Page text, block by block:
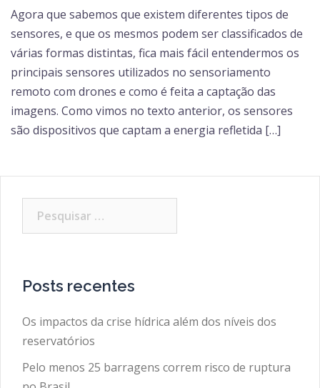
Agora que sabemos que existem diferentes tipos de
sensores, e que os mesmos podem ser classificados de
várias formas distintas, fica mais fácil entendermos os
principais sensores utilizados no sensoriamento
remoto com drones e como é feita a captação das
imagens. Como vimos no texto anterior, os sensores
são dispositivos que captam a energia refletida […]
Posts recentes
Os impactos da crise hídrica além dos níveis dos
reservatórios
Pelo menos 25 barragens correm risco de ruptura